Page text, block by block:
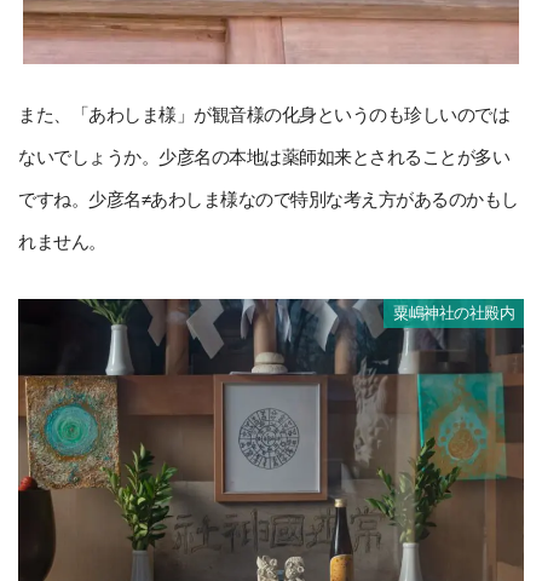
また、「あわしま様」が観音様の化身というのも珍しいのでは
ないでしょうか。少彦名の本地は薬師如来とされることが多い
ですね。少彦名≠あわしま様なので特別な考え方があるのかもし
れません。
粟嶋神社の社殿内